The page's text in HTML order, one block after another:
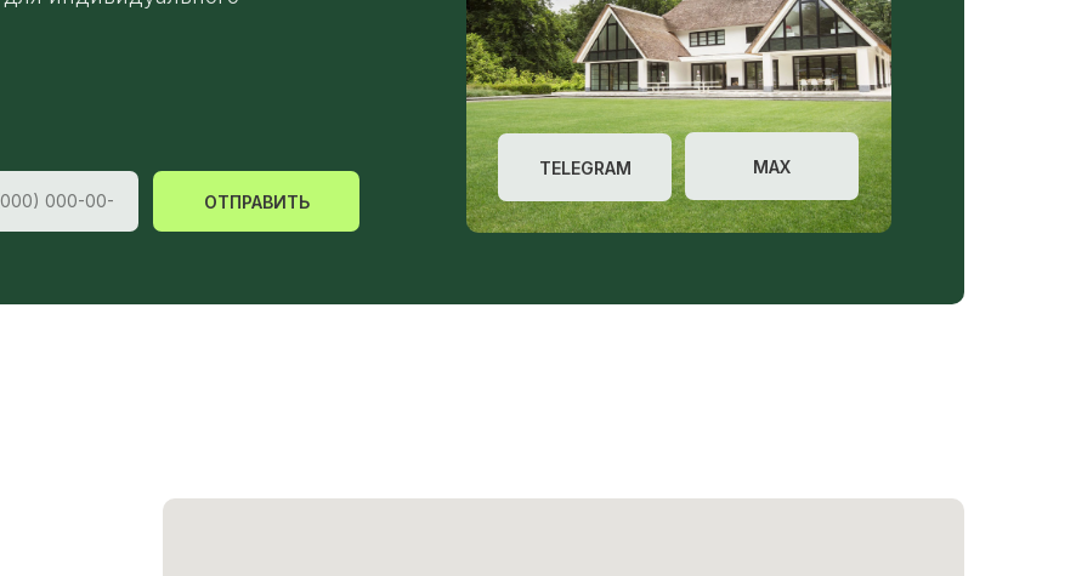
ОТПРАВИТЬ
MAX
TELEGRAM